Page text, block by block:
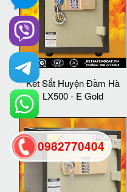
Két Sắt Huyện Đầm Hà
LX500 - E Gold
0982770404